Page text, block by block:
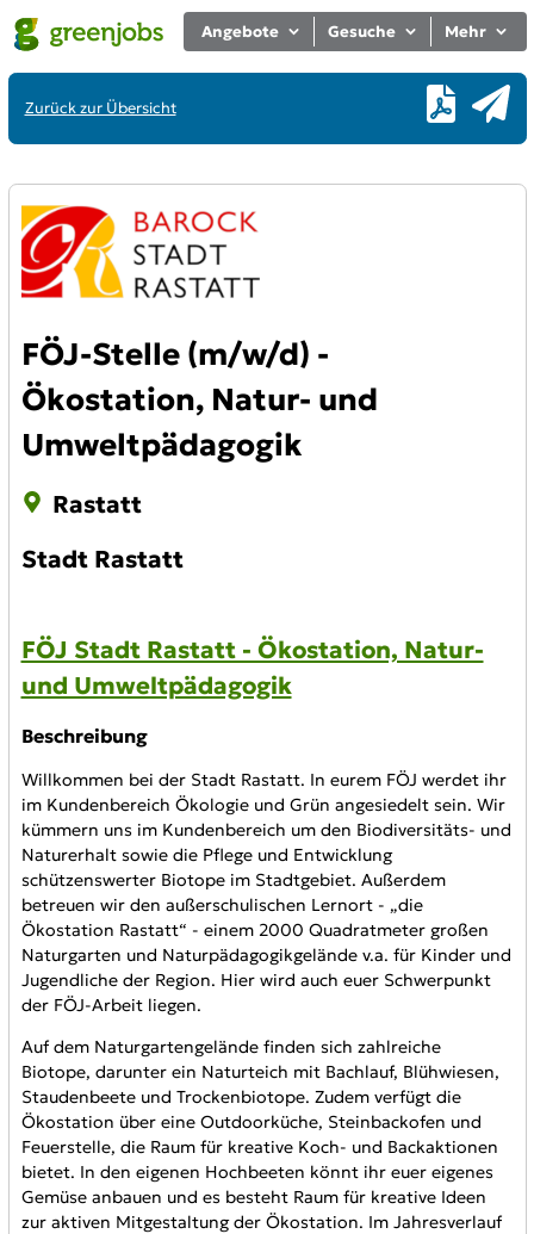
Angebote Gesuche Mehr
Zurück zur Übersicht
FÖJ-Stelle (m/w/d) -
Ökostation, Natur- und
Umweltpädagogik
Rastatt
Stadt Rastatt
FÖJ Stadt Rastatt - Ökostation, Natur-
und Umweltpädagogik
Beschreibung
Willkommen bei der Stadt Rastatt. In eurem FÖJ werdet ihr
im Kundenbereich Ökologie und Grün angesiedelt sein. Wir
kümmern uns im Kundenbereich um den Biodiversitäts- und
Naturerhalt sowie die Pflege und Entwicklung
schützenswerter Biotope im Stadtgebiet. Außerdem
betreuen wir den außerschulischen Lernort - „die
Ökostation Rastatt“ - einem 2000 Quadratmeter großen
Naturgarten und Naturpädagogikgelände v.a. für Kinder und
Jugendliche der Region. Hier wird auch euer Schwerpunkt
der FÖJ-Arbeit liegen.
Auf dem Naturgartengelände finden sich zahlreiche
Biotope, darunter ein Naturteich mit Bachlauf, Blühwiesen,
Staudenbeete und Trockenbiotope. Zudem verfügt die
Ökostation über eine Outdoorküche, Steinbackofen und
Feuerstelle, die Raum für kreative Koch- und Backaktionen
bietet. In den eigenen Hochbeeten könnt ihr euer eigenes
Gemüse anbauen und es besteht Raum für kreative Ideen
zur aktiven Mitgestaltung der Ökostation. Im Jahresverlauf